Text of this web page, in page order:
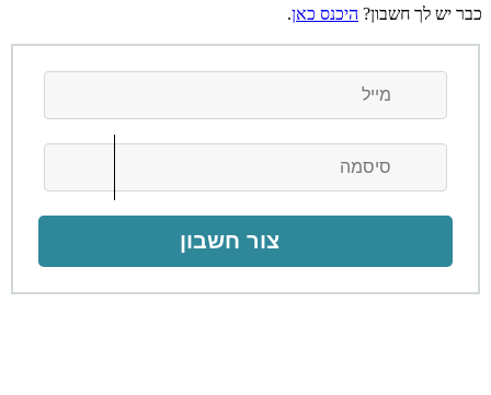
כבר יש לך חשבון? היכנס כאן.
צור חשבון